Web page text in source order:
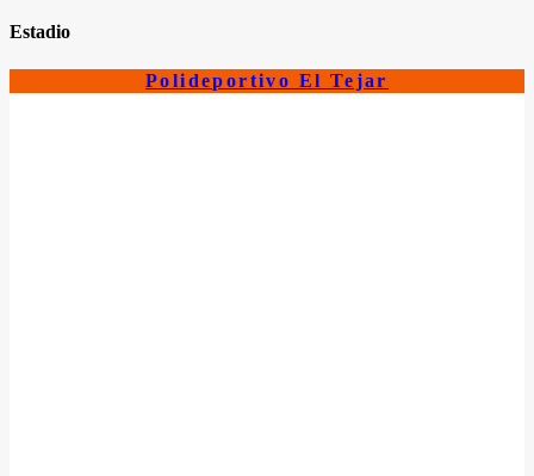
Estadio
Polideportivo El Tejar